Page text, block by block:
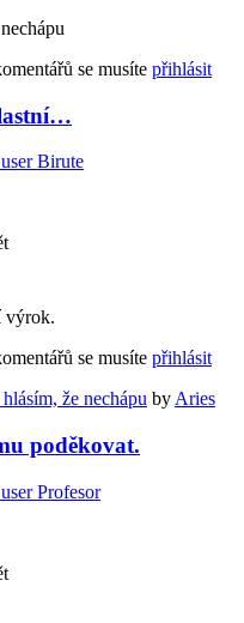
se musíte přihlásit
výrok.
se musíte přihlásit
že nechápu byAries
poděkovat.